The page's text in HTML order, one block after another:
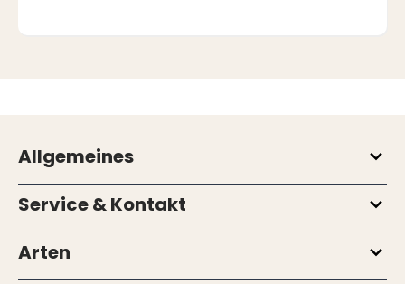
Allgemeines
Service & Kontakt
Arten